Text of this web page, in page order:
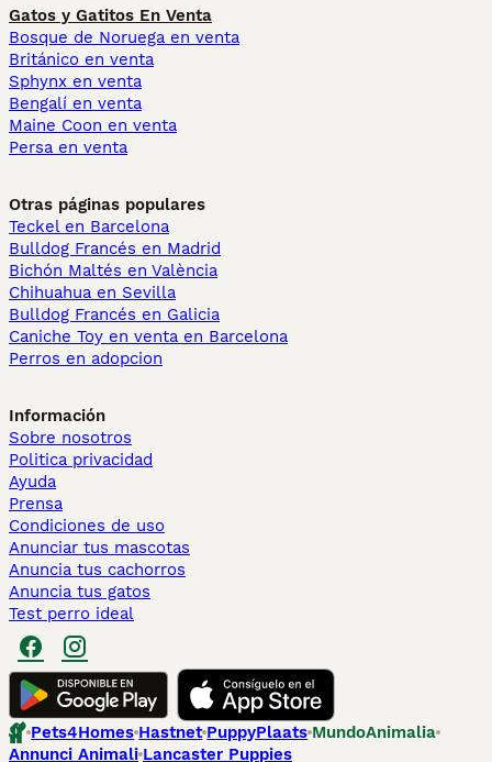
Gatos y Gatitos En Venta
Bosque de Noruega en venta
Británico en venta
Sphynx en venta
Bengalí en venta
Maine Coon en venta
Persa en venta
Otras páginas populares
Teckel en Barcelona
Bulldog Francés en Madrid
Bichón Maltés en València
Chihuahua en Sevilla
Bulldog Francés en Galicia
Caniche Toy en venta en Barcelona
Perros en adopcion
Información
Sobre nosotros
Politica privacidad
Ayuda
Prensa
Condiciones de uso
Anunciar tus mascotas
Anuncia tus cachorros
Anuncia tus gatos
Test perro ideal
Pets4Homes Hastnet PuppyPlaats MundoAnimalia
Annunci Animali Lancaster Puppies